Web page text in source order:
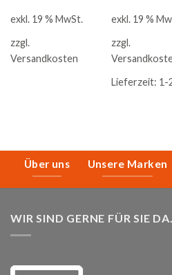
exkl. 19 % MwSt.
zzgl.
Versandkosten
exkl. 19 %
zzgl.
Lieferzeit: 1-
Über uns Unsere Marken
WIR SIND GERNE FÜR SIE DA.